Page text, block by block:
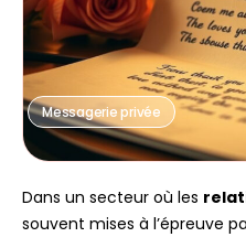
Messagerie privée
Dans un secteur où les
souvent mises à l’épreuve